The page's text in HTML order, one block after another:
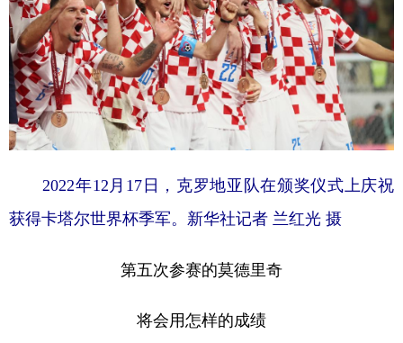
2022年12月17日，克罗地亚队在颁奖仪式上庆祝
获得卡塔尔世界杯季军。新华社记者 兰红光 摄
第五次参赛的莫德里奇
将会用怎样的成绩